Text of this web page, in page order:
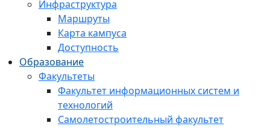
Инфраструктура
Маршруты
Карта кампуса
Доступность
Образование
Факультеты
Факультет информационных систем и
технологий
Самолетостроительный факультет